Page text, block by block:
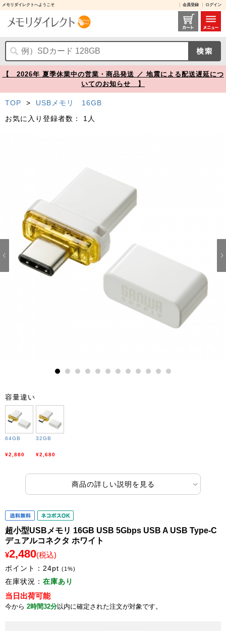
メモリダイレクトへようこそ 会員登録 ログイン
超小型USBメモリ 16GB USB 5Gbps USB A USB Type-C デュアルコネクタ ホワイト【メモリダイレクト】
【 2026年 夏季休業中の営業・商品発送 ／ 地震による配送遅延につ
いてのお知らせ 】
TOP >
USBメモリ 16GB
お気に入り登録者数：
1人
10 11
容量違い
64GB
¥2,880
32GB
¥2,680
商品の詳しい説明を見る
超小型USBメモリ 16GB USB 5Gbps USB A USB Type-C
デュアルコネクタ ホワイト
¥2,480(税込)
ポイント： 24pt (1%)
在庫状況： 在庫あり
当日出荷可能
今から 2時間32分以内に確定された注文が対象です。